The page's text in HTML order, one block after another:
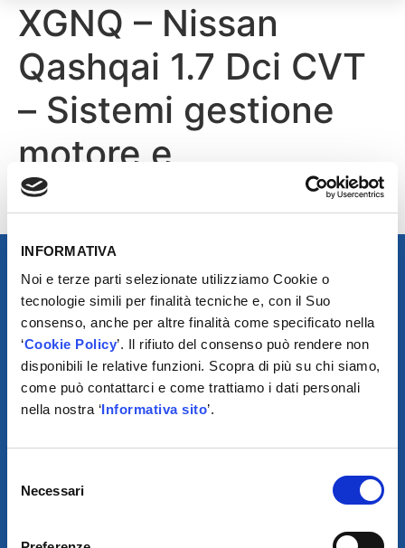
INFORMATIVA
Noi e terze parti selezionate utilizziamo Cookie o
tecnologie simili per finalità tecniche e, con il Suo
consenso, anche per altre finalità come specificato nella
‘Cookie Policy’. Il rifiuto del consenso può rendere non
disponibili le relative funzioni. Scopra di più su chi siamo,
come può contattarci e come trattiamo i dati personali
nella nostra ‘Informativa sito’.
delNecessari
XGNQ – Nissan
Qashqai 1.7 Dci CVT
– Sistemi gestione
motore e
Antinquinamento